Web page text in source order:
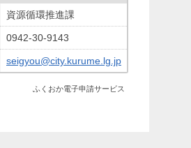
資源循環推進課
0942-30-9143
seigyou@city.kurume.lg.jp
ふくおか電子申請サービス